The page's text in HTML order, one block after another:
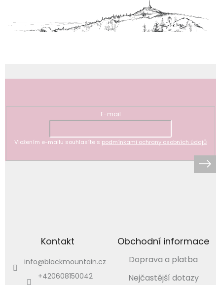
E-mail
Vložením e-mailu souhlasíte s podmínkami ochrany osobních údajů
Kontakt
info@blackmountain.cz
+420608150042
Obchodní informace
Doprava a platba
Nejčastější dotazy